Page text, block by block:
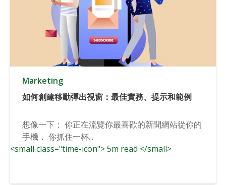
Marketing
如何創建移動彈出視窗：最佳實務、提示和範例
想像一下： 你正在流覽你最喜歡的新聞網站從你的
手機， 你抓住一杯...
<small class="time-icon"> 5m read </small>